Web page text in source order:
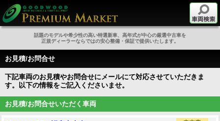
話題のモデルや希少性の高い特選新車、高年式が中心の厳選中古車を
正規ディーラーならではの安心整備・保証で提供いたします。
お見積/お問合せ
下記車両のお見積やお問合せにメールにて対応させていただきま
す。以下の情報をご記入くださいませ。
お見積/お問合せいただく車両